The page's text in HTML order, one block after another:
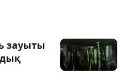
зауыты